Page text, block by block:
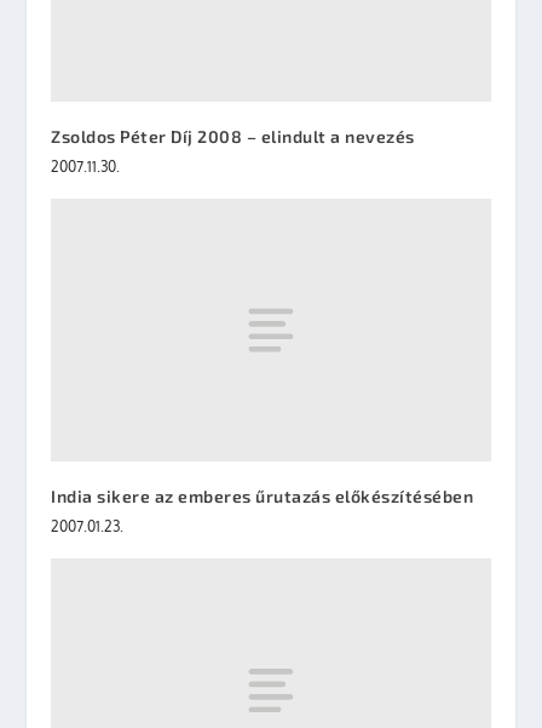
Zsoldos Péter Díj 2008 – elindult a nevezés
2007.11.30.
India sikere az emberes űrutazás előkészítésében
2007.01.23.